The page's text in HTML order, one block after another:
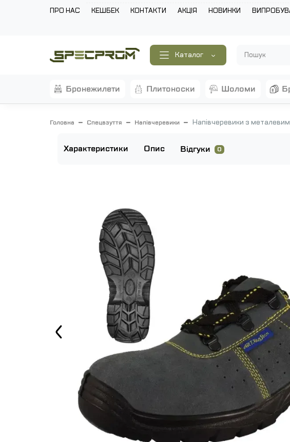
ПРО НАС КЕШБЕК КОНТАКТИ АКЦІЯ НОВИНКИ
Каталог
бронежилети плитоноски шоломи
Головна Спецвзуття Напівчеревики Напівчеревики з
Характеристики Опис Відгуки 0